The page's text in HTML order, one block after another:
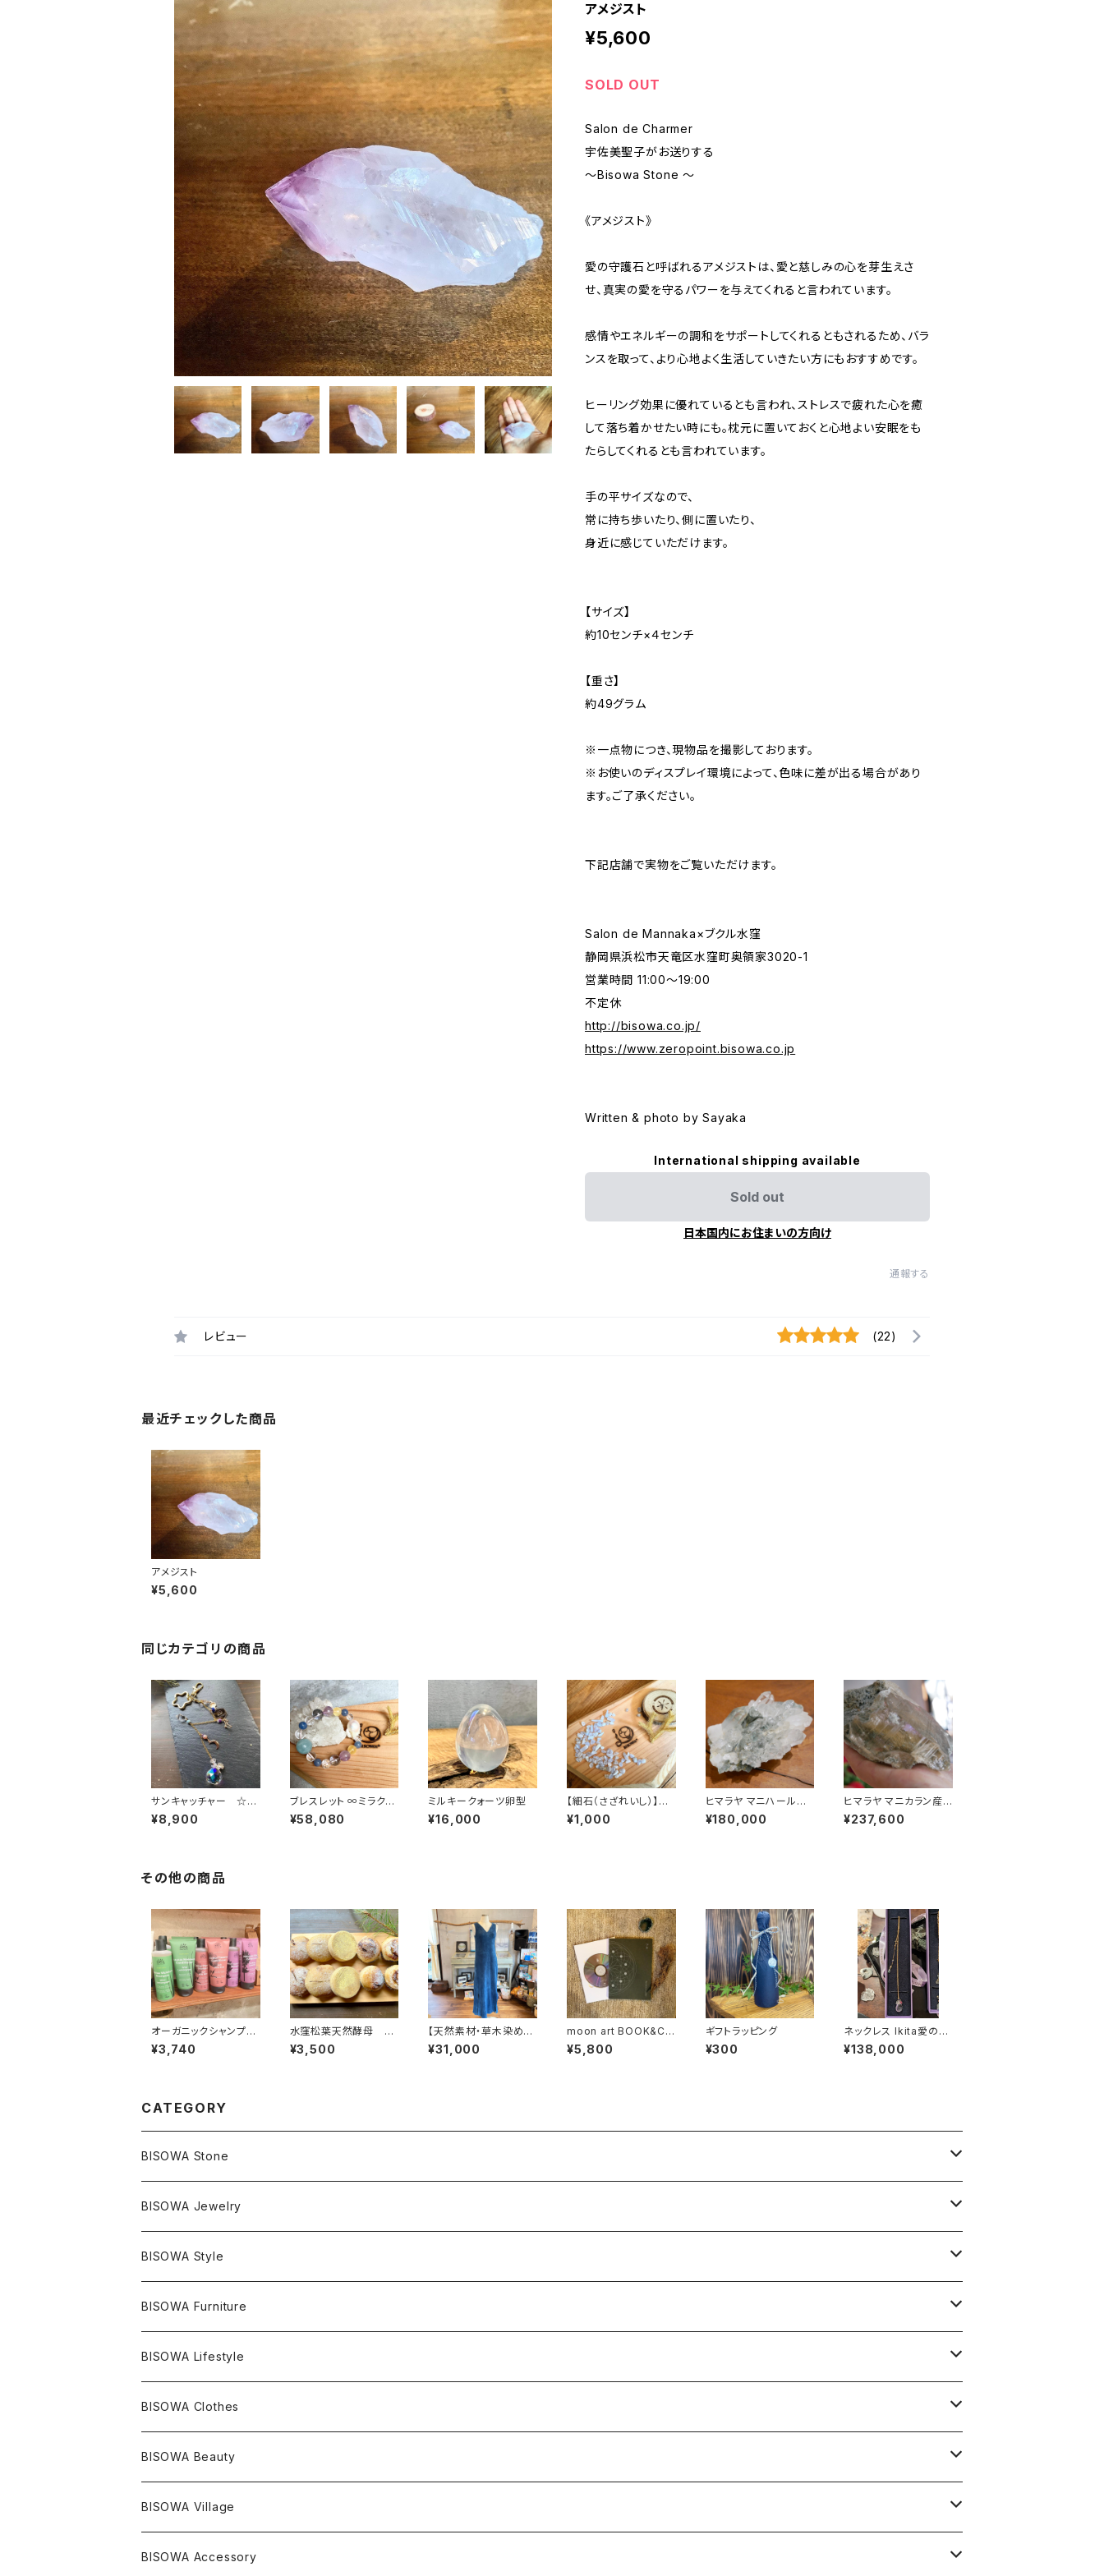
アメジスト
¥5,600
SOLD OUT
Salon de Charmer
宇佐美聖子がお送りする
〜Bisowa Stone 〜
《アメジスト》
愛の守護石と呼ばれるアメジストは、愛と慈しみの心を芽生えさ
せ、真実の愛を守るパワーを与えてくれると言われています。
感情やエネルギーの調和をサポートしてくれるともされるため、バラ
ンスを取って、より心地よく生活していきたい方にもおすすめです。
ヒーリング効果に優れているとも言われ、ストレスで疲れた心を癒
して落ち着かせたい時にも。枕元に置いておくと心地よい安眠をも
たらしてくれるとも言われています。
手の平サイズなので、
常に持ち歩いたり、側に置いたり、
身近に感じていただけます。
【サイズ】
約10センチ×４センチ
【重さ】
約49グラム
※一点物につき、現物品を撮影しております。
※お使いのディスプレイ環境によって、色味に差が出る場合があり
ます。ご了承ください。
下記店舗で実物をご覧いただけます。
Salon de Mannaka×ブクル水窪
静岡県浜松市天竜区水窪町奥領家3020-1
営業時間 11:00〜19:00
不定休
http://bisowa.co.jp/
https://www.zeropoint.bisowa.co.jp
Written & photo by Sayaka
International shipping available
Sold out
日本国内にお住まいの方向け
通報する
レビュー (22)
最近チェックした商品
アメジスト
¥5,600
同じカテゴリの商品
サンキャッチャー ☆星
の駅＊星の唄♪途中下
車のタビ→
¥8,900
ブレスレット ∞ミラクル
no泉∞
¥58,080
ミルキークォーツ卵型
¥16,000
【細石（さざれいし）】ブ
ルーレースアゲート100
g
¥1,000
ヒマラヤ マニハール産
水晶クラスター 0.36k
g
¥180,000
ヒマラヤ マニカラン産ル
チルクォーツ
¥237,600
その他の商品
オーガニックシャンプー
＆コンディショナーセッ
ト
¥3,740
水窪松葉天然酵母 季
節のパンセット
¥3,500
【天然素材・草木染め】
フリースワンピース ヘ
ンプコットン
¥31,000
moon art BOOK&CD
- Akira Ikeda（CD）
¥5,800
ギフトラッピング
¥300
ネックレス Ikita愛の輝
きのuta
¥138,000
CATEGORY
BISOWA Stone
マスタークリスタル / 水晶
エレスチャル
ライトニング
ツインソウル
石の種類別
アメジスト
アクアマリン
産地別
ヒマラヤ
ブラジル
BISOWA Jewelry
ネックレス／ペンダント
宇佐美聖子
絹麻 ~kenma~
ピアス
宇佐美聖子
Others
ブレスレット
宇佐美聖子
Others
リング
サンキャッチャー
ヘアアクセサリー
イヤリング
BISOWA Style
ONE PIECE
ヘンプ
オーガニックコットン
PANTS
ヘンプ
オーガニックコットン
T-SHIRT
オーガニックコットン
ヘンプコットン
leggings
ヘンプ
オーガニックコットン
Others
ヘンプ
Underwear
BISOWA Furniture
のるすく
BISOWA Lifestyle
Music
宇佐美聖子
Niceness Music
浄化アイテム
Cosmic Hemp 麻炭
セージ
オラクルカード
キャンドル
BISOWA Clothes
麻
絹
Others
BISOWA Beauty
ヘンプオイル
BISOWA Village
Bisowa Club Room
BISOWA Accessory